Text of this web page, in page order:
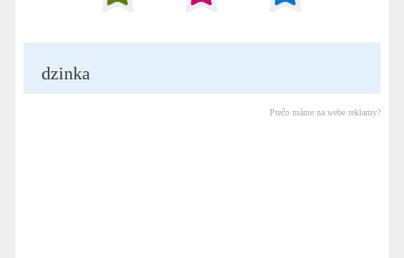
dzinka
Prečo máme na webe reklamy?